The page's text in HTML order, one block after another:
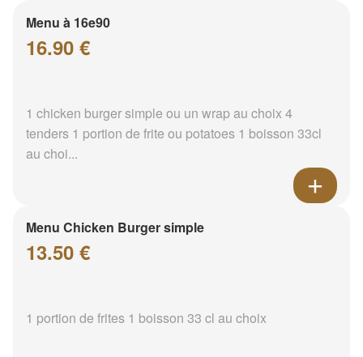
Menu à 16e90
16.90 €
1 chicken burger simple ou un wrap au choix 4
tenders 1 portion de frite ou potatoes 1 boisson 33cl
au choi...
Menu Chicken Burger simple
13.50 €
1 portion de frites 1 boisson 33 cl au choix